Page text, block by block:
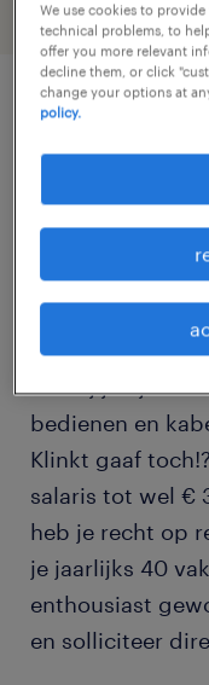
job details
Wil jij operator
inzicht ⚙️ en
ploegendienst
misschien wel
opdrachtgever
zoals jij! Bij dit
bedienen en
Klinkt gaaf
salaris tot wel €
heb je recht op
je jaarlijks 40
enthousiast
en solliciteer
We use cookies to
technical problems, to
offer you more relevant
decline them, or click
change your options at
policy.